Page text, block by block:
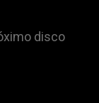
disco